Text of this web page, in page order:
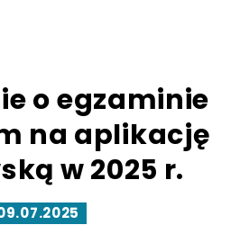
o egzaminie
na aplikację
w 2025 r.